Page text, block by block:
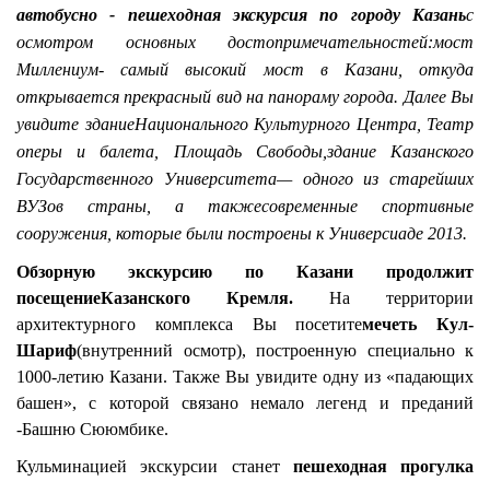
автобусно - пешеходная экскурсия по городу Казаньс
осмотром основных достопримечательностей:мост
Миллениум-самый высокий мост в Казани, откуда
открывается прекрасный вид на панораму города. Далее Вы
увидите зданиеНационального Культурного Центра, Театр
оперы и балета, Площадь Свободы,здание Казанского
Государственного Университета— одного из старейших
ВУЗов страны, а такжесовременные спортивные
сооружения, которые были построены к Универсиаде 2013.
Обзорную экскурсию по Казани продолжит
посещениеКазанского Кремля. На территории
архитектурного комплекса Вы посетитемечеть Кул-
Шариф(внутренний осмотр), построенную специально к
1000-летию Казани. Также Вы увидите одну из «падающих
башен»,с которой связано немало легенд и преданий
-Башню Сююмбике.
Кульминацией экскурсии станет пешеходная прогулка